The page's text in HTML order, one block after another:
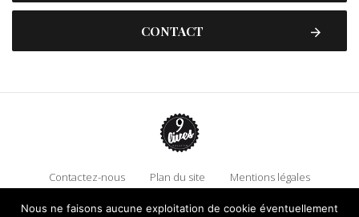
CONTACT
Contactez-nous Plan du site
Mentions légales
Politique de confidentialité
Adhérez à 9 Lives
Nous ne faisons aucune exploitation de cookie éventuellement